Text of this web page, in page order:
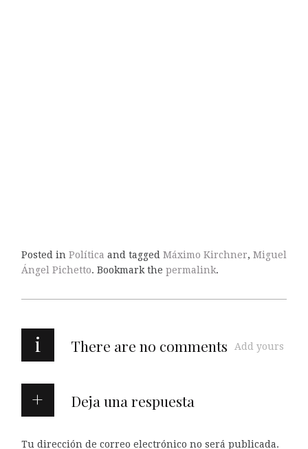
Posted in Política and tagged Máximo Kirchner, Miguel
Ángel Pichetto. Bookmark the permalink.
i There are no comments Add yours
Deja una respuesta
Tu dirección de correo electrónico no será publicada.